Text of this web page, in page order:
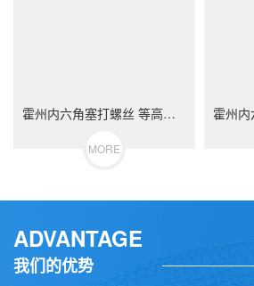
霍州内六角塞打螺丝 等高限位螺栓 不锈钢（304/316）碳钢 合金钢
MORE
ADVANTAGE
我们的优势